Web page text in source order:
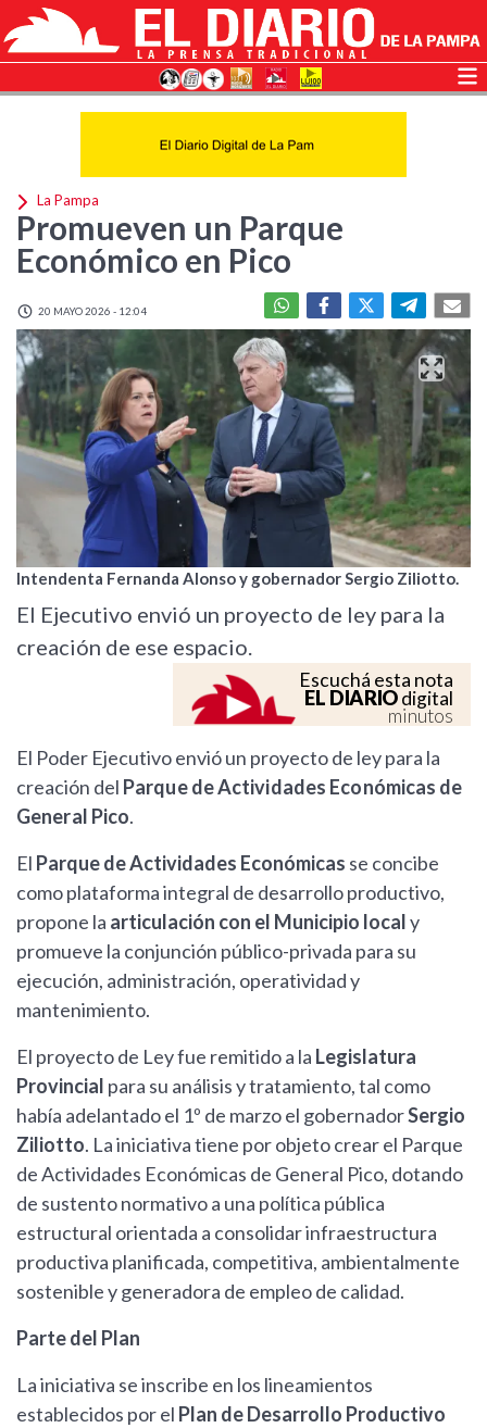
La Pampa
Promueven un Parque
Económico en Pico
20 MAYO 2026 - 12:04
Intendenta Fernanda Alonso y gobernador Sergio Ziliotto.
El Ejecutivo envió un proyecto de ley para la
creación de ese espacio.
Escuchá esta nota
EL DIARIOdigital
minutos
El Poder Ejecutivo envió un proyecto de ley para la
creación del Parque de Actividades Económicas de
General Pico.
El Parque de Actividades Económicas se concibe
como plataforma integral de desarrollo productivo,
propone la articulación con el Municipio localy
promueve la conjunción público-privada para su
ejecución, administración, operatividad y
mantenimiento.
El proyecto de Ley fue remitido a la Legislatura
Provincial para su análisis y tratamiento, tal como
había adelantado el 1º de marzo el gobernadorSergio
Ziliotto. La iniciativa tiene por objeto crear el Parque
de Actividades Económicas de General Pico, dotando
de sustento normativo a una política pública
estructural orientada a consolidar infraestructura
productiva planificada, competitiva, ambientalmente
sostenible y generadora de empleo de calidad.
Parte del Plan
La iniciativa se inscribe en los lineamientos
establecidos por el Plan de Desarrollo Productivo